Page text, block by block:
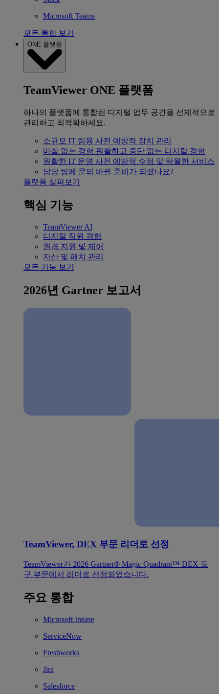
Microsoft Teams
모든 통합 보기
ONE 플랫폼
TeamViewer ONE 플랫폼
하나의 플랫폼에 통합된 디지털 업무 공간을 선제적으로
관리하고 최적화하세요.
소규모 IT 팀용 사전 예방적 장치 관리
마찰 없는 경험 원활하고 중단 없는 디지털 경험
원활한 IT 운영 사전 예방적 수정 및 탁월한 서비스
담당 팀에 문의 바뀔 준비가 되셨나요?
플랫폼 살펴보기
핵심 기능
TeamViewer AI
디지털 직원 경험
원격 지원 및 제어
자산 및 패치 관리
모든 기능 보기
2026년 Gartner 보고서
TeamViewer, DEX 부문 리더로 선정
TeamViewer가 2026 Gartner® Magic Quadrant™ DEX 도
구 부문에서 리더로 선정되었습니다.
주요 통합
Microsoft Intune
ServiceNow
Freshworks
Jira
Salesforce